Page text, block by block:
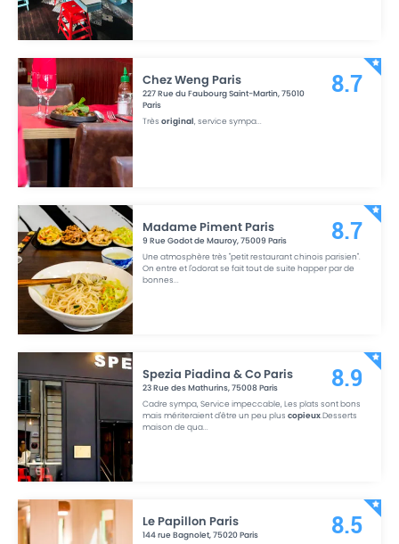
Chez Weng Paris
227 Rue du Faubourg Saint-Martin,75010
Paris
Trèsoriginal, service sympa...
8.7
Madame Piment Paris
9 Rue Godot de Mauroy,75009 Paris
Une atmosphère très "petit restaurant chinois parisien".
On entre et l'odorat se fait tout de suite happer par de
bonnes...
8.7
Spezia Piadina & Co Paris
23 Rue des Mathurins,75008 Paris
Cadre sympa, Service impeccable, Les plats sont bons
mais mériteraient d'être un peu pluscopieux.Desserts
maison de qua...
8.9
Le Papillon Paris
144 rue Bagnolet,75020Paris
8.5